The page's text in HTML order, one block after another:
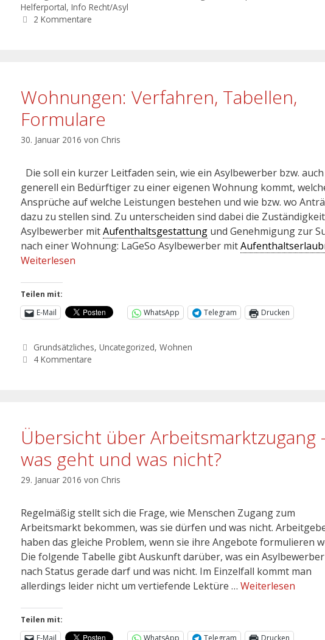
Helferportal, Info Recht/Asyl
2 Kommentare
Wohnungen: Verfahren, Tabellen,
Formulare
30. Januar 2016 von Chris
Die soll ein kurzer Leitfaden sein, wie ein Asylbewerber bzw. auch
generell ein Bedürftiger zu einer eigenen Wohnung kommt,
Ansprüche auf welche Leistungen bestehen und wie bzw. wo
dazu zu stellen sind. Zu unterscheiden sind dabei die
Asylbewerber mitAufenthaltsgestattung und Genehmigung zur
nach einer Wohnung: LaGeSo Asylbewerber mit
Weiterlesen
Teilen mit:
E-Mail
WhatsApp Telegram Drucken
Grundsätzliches,Uncategorized,Wohnen
4 Kommentare
Übersicht über Arbeitsmarktzugang
was geht und was nicht?
29. Januar 2016 von Chris
Regelmäßig stellt sich die Frage, wie Menschen Zugang zum
Arbeitsmarkt bekommen, was sie dürfen und was nicht.
haben das gleiche Problem, wenn sie ihre Angebote formulieren
Die folgende Tabelle gibt Auskunft darüber, was ein
nach Status gerade darf und was nicht. Im Einzelfall kommt man
allerdings leider nicht um vertiefende Lektüre … Weiterlesen
Teilen mit: